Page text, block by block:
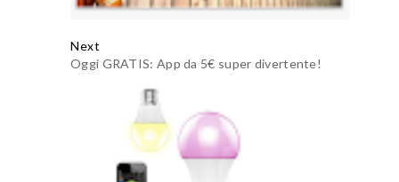
Next
Oggi GRATIS: App da 5€ super divertente!